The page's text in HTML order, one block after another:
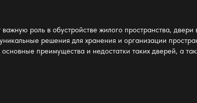
роль в обустройстве жилого пространства,двери
решения для хранения и организации
преимущества и недостатки таких дверей, а